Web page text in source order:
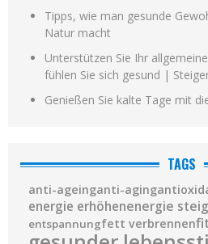
Tipps, wie man gesunde
Natur macht
Unterstützen Sie Ihr
fühlen Sie sich gesund |
Genießen Sie kalte Tage mit
TAGS
anti-ageinganti-aging
energie erhöhenenergie
entspannungfett verbrennen